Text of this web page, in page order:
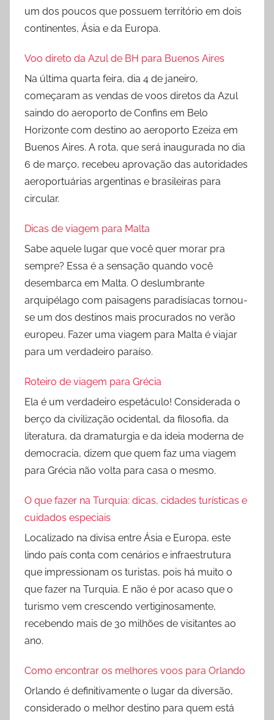
um dos poucos que possuem território em dois
continentes, Ásia e da Europa.
Voo direto da Azul de BH para Buenos Aires
Na última quarta feira, dia 4 de janeiro,
começaram as vendas de voos diretos da Azul
saindo do aeroporto de Confins em Belo
Horizonte com destino ao aeroporto Ezeiza em
Buenos Aires. A rota, que será inaugurada no dia
6 de março, recebeu aprovação das autoridades
aeroportuárias argentinas e brasileiras para
circular.
Dicas de viagem para Malta
Sabe aquele lugar que você quer morar pra
sempre? Essa é a sensação quando você
desembarca em Malta. O deslumbrante
arquipélago com paisagens paradisíacas tornou-
se um dos destinos mais procurados no verão
europeu. Fazer uma viagem para Malta é viajar
para um verdadeiro paraíso.
Roteiro de viagem para Grécia
Ela é um verdadeiro espetáculo! Considerada o
berço da civilização ocidental, da filosofia, da
literatura, da dramaturgia e da ideia moderna de
democracia, dizem que quem faz uma viagem
para Grécia não volta para casa o mesmo.
O que fazer na Turquia: dicas, cidades turísticas e
cuidados especiais
Localizado na divisa entre Ásia e Europa, este
lindo país conta com cenários e infraestrutura
que impressionam os turistas, pois há muito o
que fazer na Turquia. E não é por acaso que o
turismo vem crescendo vertiginosamente,
recebendo mais de 30 milhões de visitantes ao
ano.
Como encontrar os melhores voos para Orlando
Orlando é definitivamente o lugar da diversão,
considerado o melhor destino para quem está